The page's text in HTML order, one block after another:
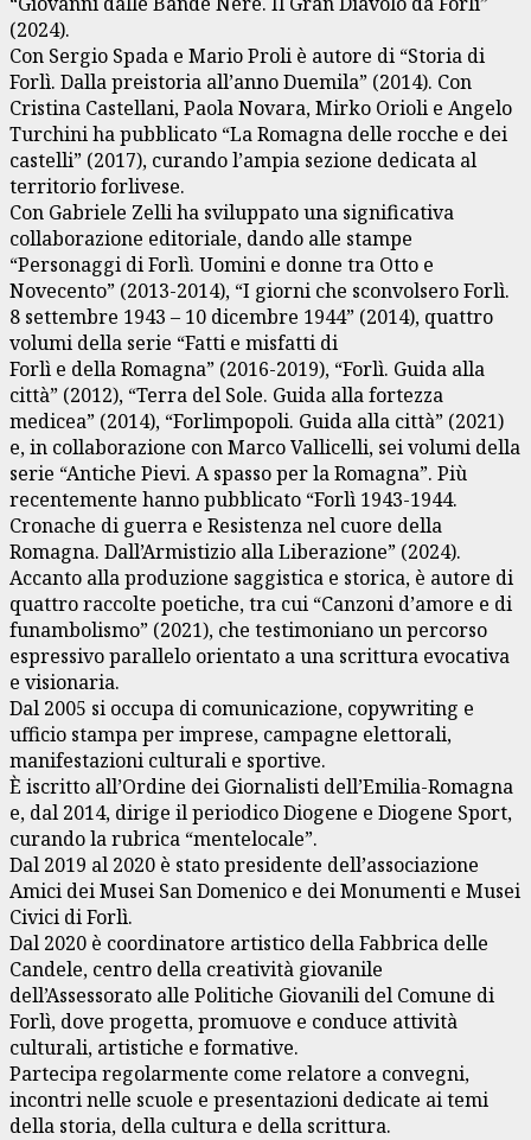
(2024).
Con Sergio Spada e Mario Proli è autore di “Storia di
Forlì. Dalla preistoria all’anno Duemila” (2014). Con
Cristina Castellani, Paola Novara, Mirko Orioli e Angelo
Turchini ha pubblicato “La Romagna delle rocche e dei
castelli” (2017), curando l’ampia sezione dedicata al
territorio forlivese.
Con Gabriele Zelli ha sviluppato una significativa
collaborazione editoriale, dando alle stampe
“Personaggi di Forlì. Uomini e donne tra Otto e
Novecento” (2013-2014), “I giorni che sconvolsero Forlì.
8 settembre 1943 – 10 dicembre 1944” (2014), quattro
volumi della serie “Fatti e misfatti di
Forlì e della Romagna” (2016-2019), “Forlì. Guida alla
città” (2012), “Terra del Sole. Guida alla fortezza
medicea” (2014), “Forlimpopoli. Guida alla città” (2021)
e, in collaborazione con Marco Vallicelli, sei volumi della
serie “Antiche Pievi. A spasso per la Romagna”. Più
recentemente hanno pubblicato “Forlì 1943-1944.
Cronache di guerra e Resistenza nel cuore della
Romagna. Dall’Armistizio alla Liberazione” (2024).
Accanto alla produzione saggistica e storica, è autore di
quattro raccolte poetiche, tra cui “Canzoni d’amore e di
funambolismo” (2021), che testimoniano un percorso
espressivo parallelo orientato a una scrittura evocativa
e visionaria.
Dal 2005 si occupa di comunicazione, copywriting e
ufficio stampa per imprese, campagne elettorali,
manifestazioni culturali e sportive.
È iscritto all’Ordine dei Giornalisti dell’Emilia-Romagna
e, dal 2014, dirige il periodico Diogene e Diogene Sport,
curando la rubrica “mentelocale”.
Dal 2019 al 2020 è stato presidente dell’associazione
Amici dei Musei San Domenico e dei Monumenti e Musei
Civici di Forlì.
Dal 2020 è coordinatore artistico della Fabbrica delle
Candele, centro della creatività giovanile
dell’Assessorato alle Politiche Giovanili del Comune di
Forlì, dove progetta, promuove e conduce attività
culturali, artistiche e formative.
Partecipa regolarmente come relatore a convegni,
incontri nelle scuole e presentazioni dedicate ai temi
della storia, della cultura e della scrittura.